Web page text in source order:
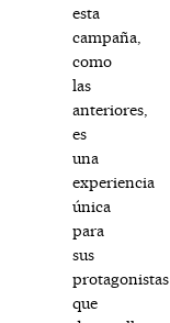
esta
campaña,
como
las
anteriores,
es
una
experiencia
única
para
sus
protagonistas
que